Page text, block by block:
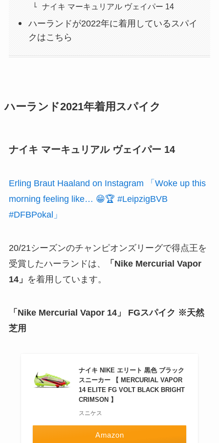
ナイキ マーキュリアル ヴェイパー 14
ハーランドが2022年に着用しているスパイ
クはこちら
ハーランド2021年着用スパイク
ナイキ マーキュリアル ヴェイパー 14
Erling Braut Haaland on Instagram
「Woke up this
morning feeling like… 😁🏆 #LeipzigBVB
#DFBPokal」
20/21シーズンのチャンピオンズリーグで得点王を
受賞したハーランドは、
「Nike Mercurial Vapor
14」 を着用しています。
「Nike Mercurial Vapor 14」 FGスパイク ※天然
芝用
ナイキ NIKE エリート 黒色 ブラック
スニーカー 【 MERCURIAL VAPOR
14 ELITE FG VOLT BLACK BRIGHT
CRIMSON 】
スニケス
Amazon